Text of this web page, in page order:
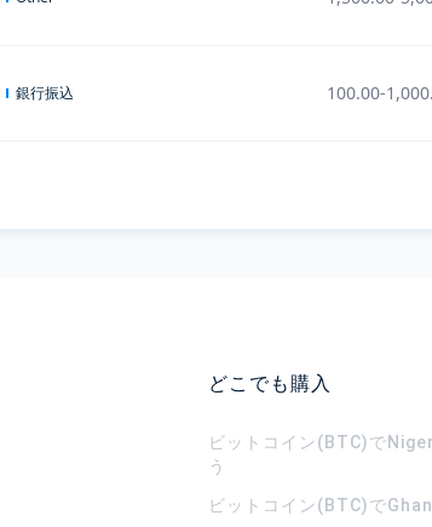
銀行振込 100.00-
どこでも購入
ビットコイン(BTC)で
う
ビットコイン(BTC)で